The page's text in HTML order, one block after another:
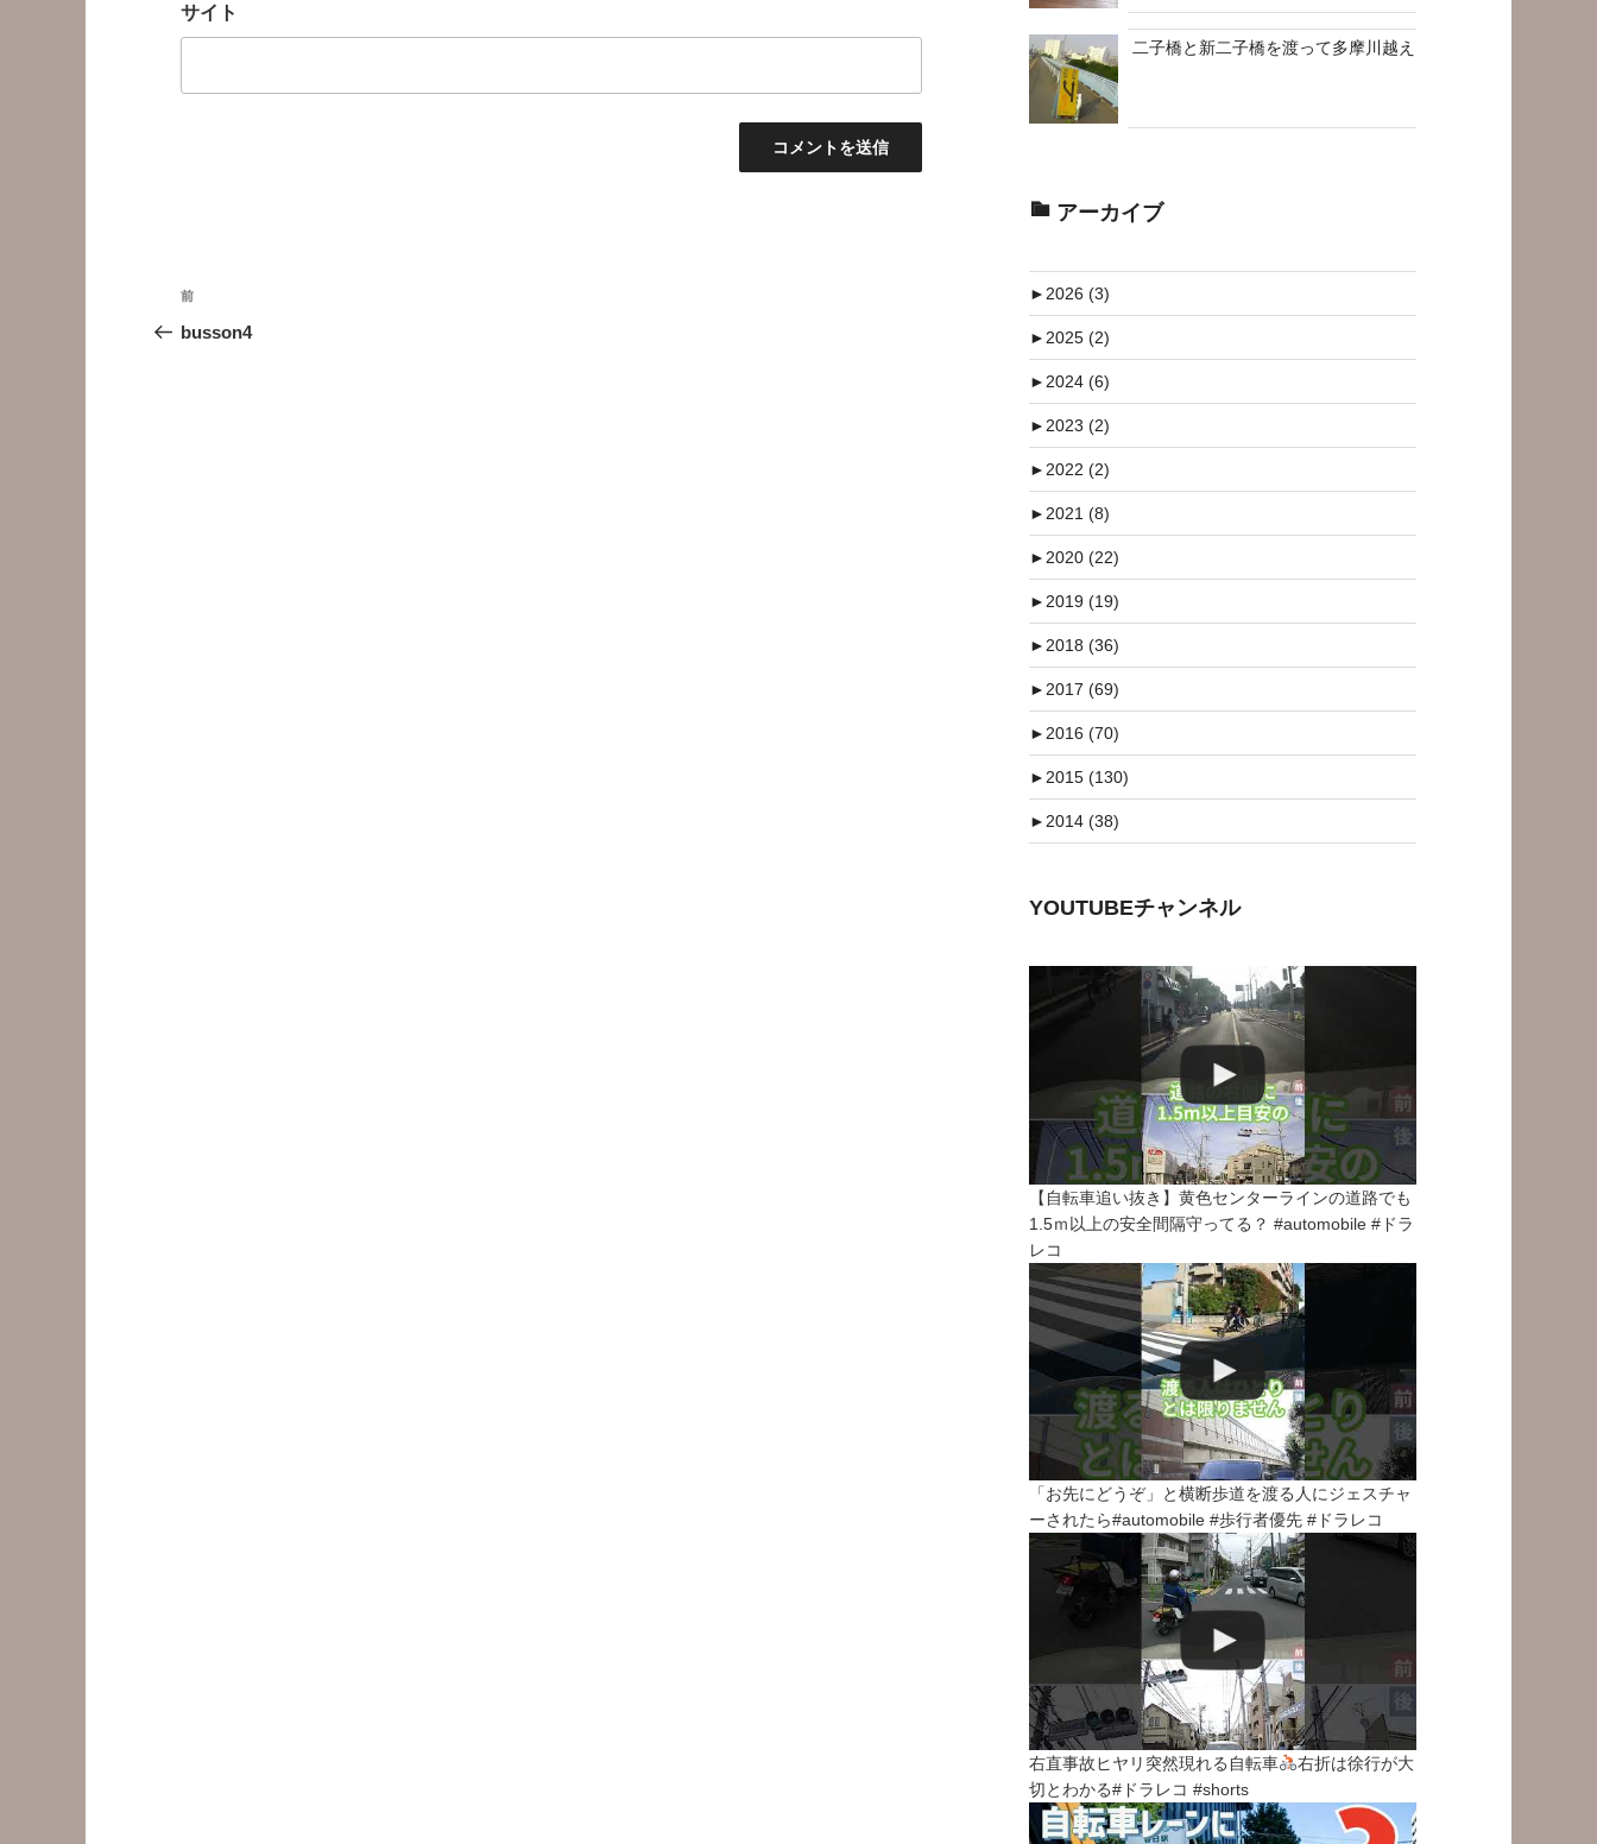
サイト
投
稿
前
の
前
busson4
二子橋と新二子橋を渡って多摩川越え
アーカイブ
►2026 (3)
►2025 (2)
►2024 (6)
►2023 (2)
►2022 (2)
►2021 (8)
►2020 (22)
►2019 (19)
►2018 (36)
►2017 (69)
►2016 (70)
►2015 (130)
►2014 (38)
YOUTUBEチャンネル
【自転車追い抜き】黄色センターラインの道路でも
1.5ｍ以上の安全間隔守ってる？ #automobile #ドラ
レコ
「お先にどうぞ」と横断歩道を渡る人にジェスチャ
ーされたら#automobile #歩行者優先 #ドラレコ
右直事故ヒヤリ突然現れる自転車
右折は徐行が大
切とわかる#ドラレコ #shorts